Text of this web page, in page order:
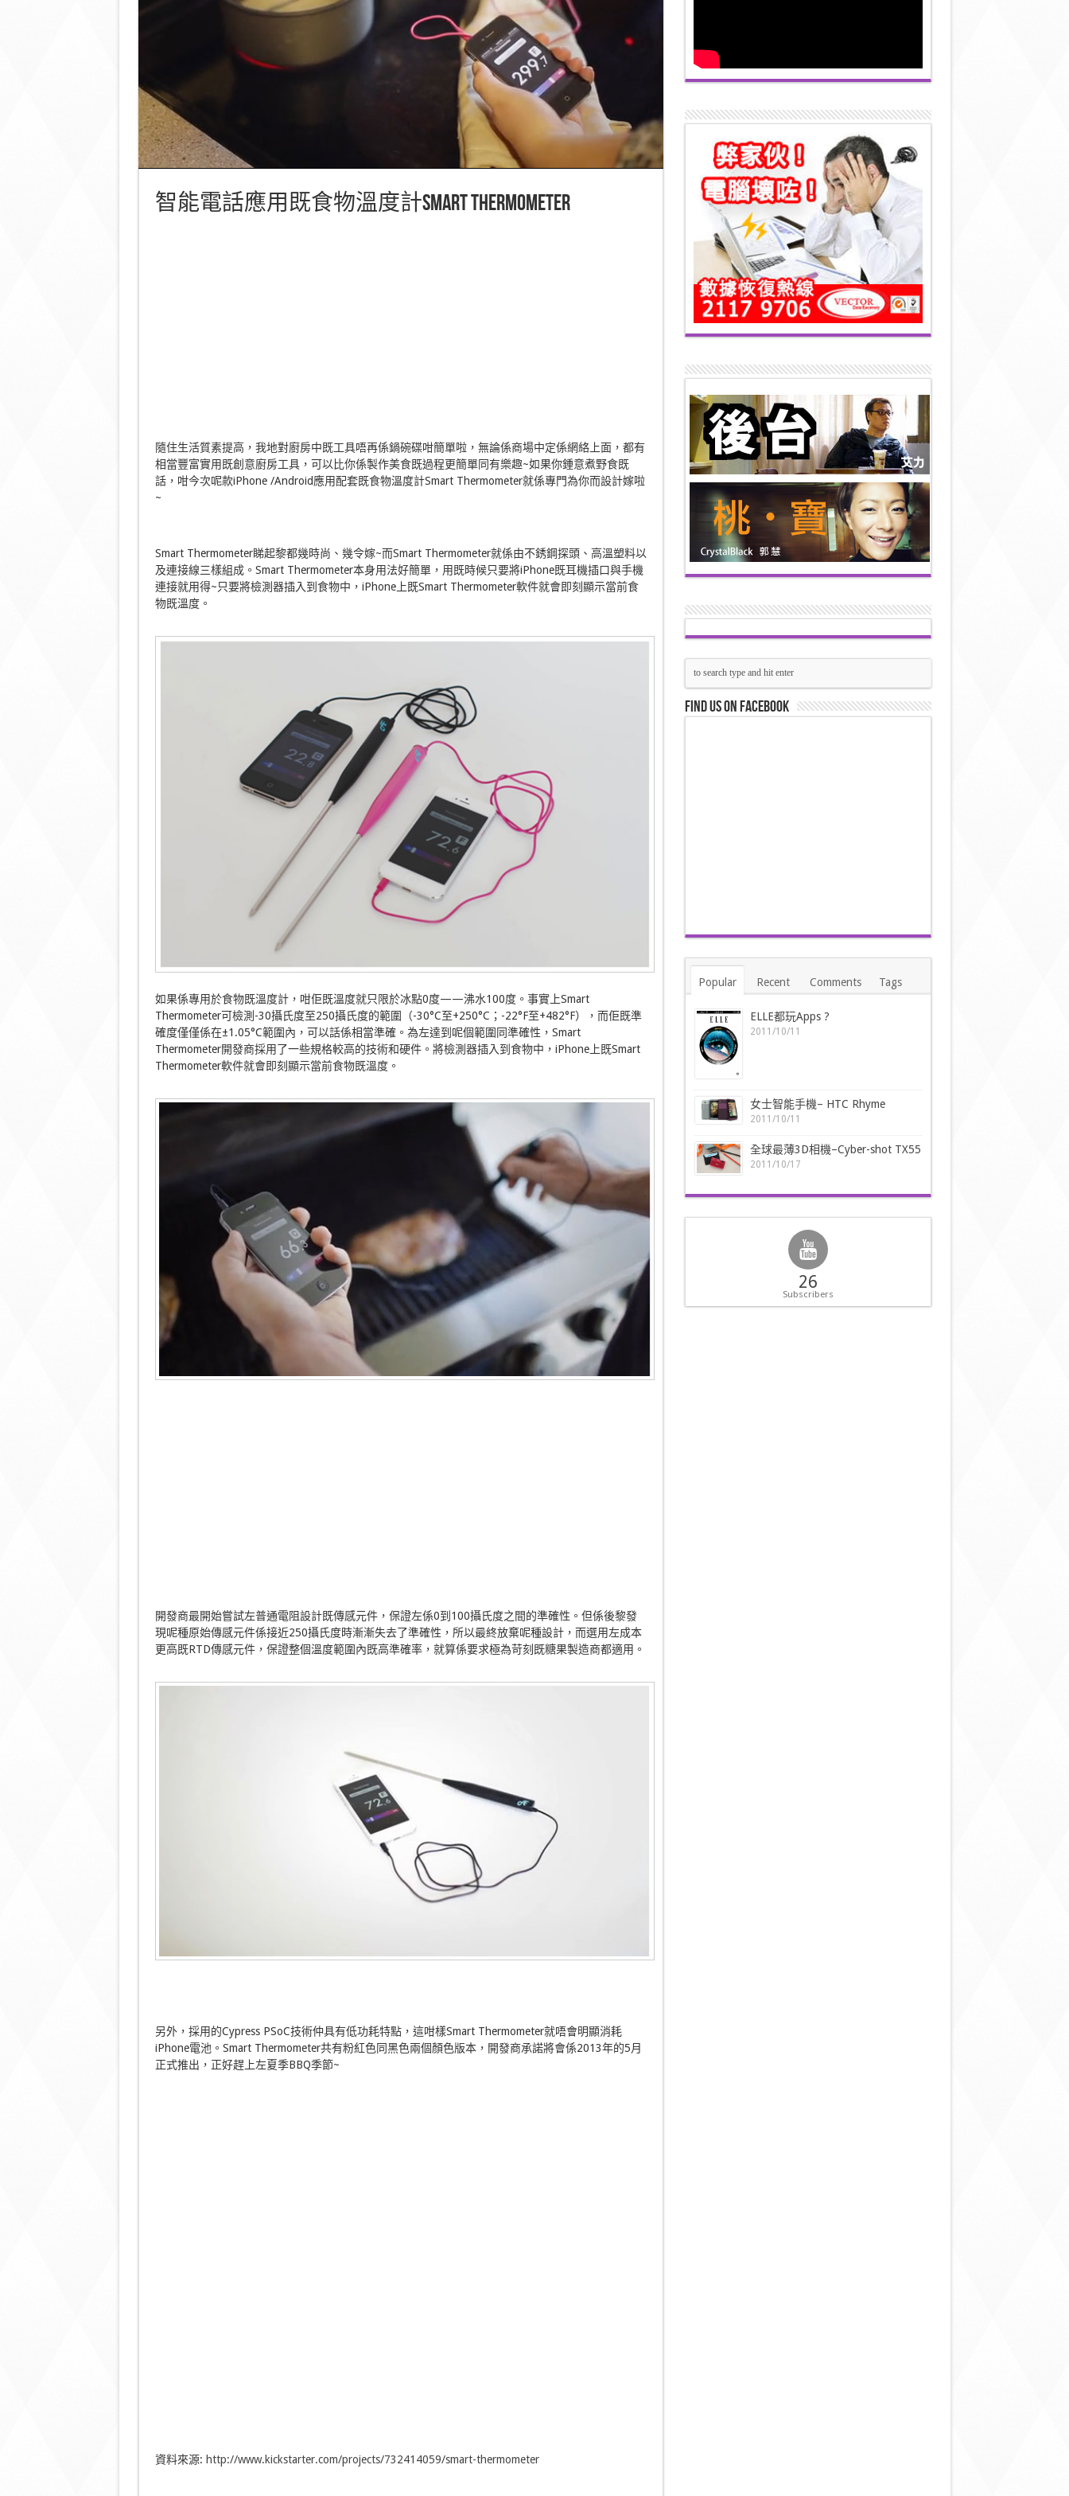
智能電話應用既食物溫度計Smart Thermometer
隨住生活質素提高，我地對廚房中既工具唔再係鍋碗碟咁簡單啦，無論係商場中定係網絡上面，都有
相當豐富實用既創意廚房工具，可以比你係製作美食既過程更簡單同有樂趣~如果你鍾意煮野食既
話，咁今次呢款iPhone /Android應用配套既食物溫度計Smart Thermometer就係專門為你而設計嫁啦
~
Smart Thermometer睇起黎都幾時尚、幾令嫁~而Smart Thermometer就係由不銹鋼探頭、高溫塑料以
及連接線三樣組成。Smart Thermometer本身用法好簡單，用既時候只要將iPhone既耳機插口與手機
連接就用得~只要將檢測器插入到食物中，iPhone上既Smart Thermometer軟件就會即刻顯示當前食
物既溫度。
如果係專用於食物既溫度計，咁佢既溫度就只限於冰點0度——沸水100度。事實上Smart
Thermometer可檢測-30攝氏度至250攝氏度的範圍（-30°C至+250°C；-22°F至+482°F），而佢既準
確度僅僅係在±1.05°C範圍內，可以話係相當準確。為左達到呢個範圍同準確性，Smart
Thermometer開發商採用了一些規格較高的技術和硬件。將檢測器插入到食物中，iPhone上既Smart
Thermometer軟件就會即刻顯示當前食物既溫度。
開發商最開始嘗試左普通電阻設計既傳感元件，保證左係0到100攝氏度之間的準確性。但係後黎發
現呢種原始傳感元件係接近250攝氏度時漸漸失去了準確性，所以最終放棄呢種設計，而選用左成本
更高既RTD傳感元件，保證整個溫度範圍內既高準確率，就算係要求極為苛刻既糖果製造商都適用。
另外，採用的Cypress PSoC技術仲具有低功耗特點，這咁樣Smart Thermometer就唔會明顯消耗
iPhone電池。Smart Thermometer共有粉紅色同黑色兩個顏色版本，開發商承諾將會係2013年的5月
正式推出，正好趕上左夏季BBQ季節~
資料來源: http://www.kickstarter.com/projects/732414059/smart-thermometer
Find us on Facebook
Popular Recent Comments Tags
ELLE都玩Apps ?
2011/10/11
女士智能手機– HTC Rhyme
2011/10/11
全球最薄3D相機–Cyber-shot TX55
2011/10/17
26
Subscribers